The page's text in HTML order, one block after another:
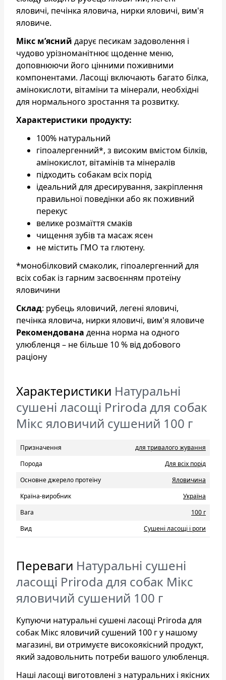
яловичі, печінка яловича, нирки яловичі, вим'я
яловиче.
Мікс м’ясний дарує песикам задоволення і
чудово урізноманітнює щоденне меню,
доповнюючи його цінними поживними
компонентами. Ласощі включають багато білка,
амінокислоти, вітаміни та мінерали, необхідні
для нормального зростання та розвитку.
Характеристики продукту:
100% натуральний
гіпоалергенний*, з високим вмістом білків,
амінокислот, вітамінів та мінералів
підходить собакам всіх порід
ідеальний для дресирування, закріплення
правильної поведінки або як поживний
перекус
велике розмаїття смаків
чищення зубів та масаж ясен
не містить ГМО та глютену.
*монобілковий смаколик, гіпоалергенний для
всіх собак із гарним засвоєнням протеїну
яловичини
Склад: рубець яловичий, легені яловичі,
печінка яловича, нирки яловичі, вим'я яловиче
Рекомендована денна норма на одного
улюбленця – не більше 10 % від добового
раціону
Характеристики Натуральні
сушені ласощі Priroda для собак
Мікс яловичий сушений 100 г
Призначення
для тривалого жування
Порода
Для всіх порід
Основне джерело протеїну
Яловичина
Країна-виробник
Україна
Вага
100 г
Вид
Сушені ласощі і роги
Переваги Натуральні сушені
ласощі Priroda для собак Мікс
яловичий сушений 100 г
Купуючи натуральні сушені ласощі Priroda для
собак Мікс яловичий сушений 100 г у нашому
магазині, ви отримуєте високоякісний продукт,
який задовольнить потреби вашого улюбленця.
Наші ласощі виготовлені з натуральних і якісних